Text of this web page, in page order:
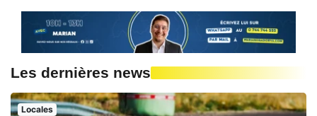
Les dernières news
Locales